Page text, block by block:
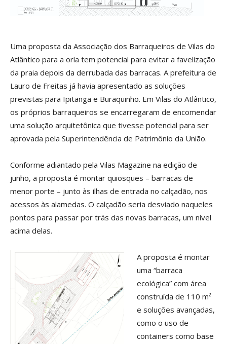
Uma proposta da Associação dos Barraqueiros de Vilas do
Atlântico para a orla tem potencial para evitar a favelização
da praia depois da derrubada das barracas. A prefeitura de
Lauro de Freitas já havia apresentado as soluções
previstas para Ipitanga e Buraquinho. Em Vilas do Atlântico,
os próprios barraqueiros se encarregaram de encomendar
uma solução arquitetônica que tivesse potencial para ser
aprovada pela Superintendência de Patrimônio da União.
Conforme adiantado pela Vilas Magazine na edição de
junho, a proposta é montar quiosques – barracas de
menor porte – junto às ilhas de entrada no calçadão, nos
acessos às alamedas. O calçadão seria desviado naqueles
pontos para passar por trás das novas barracas, um nível
acima delas.
A proposta é montar
uma “barraca
ecológica” com área
construída de 110 m²
e soluções avançadas,
como o uso de
containers como base